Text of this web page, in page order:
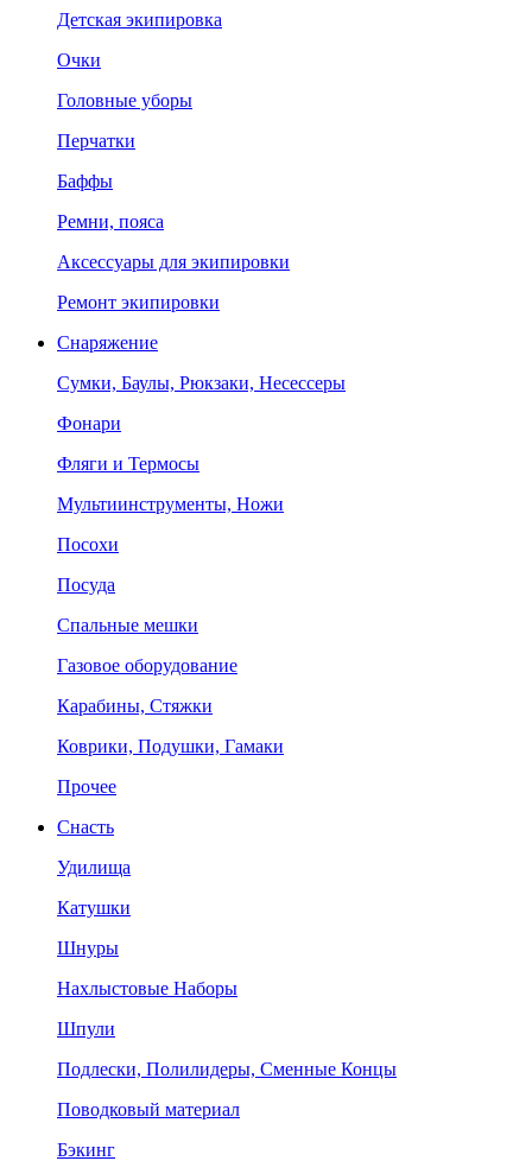
Детская экипировка
Очки
Головные уборы
Перчатки
Баффы
Ремни, пояса
Аксессуары для экипировки
Ремонт экипировки
Снаряжение
Сумки, Баулы, Рюкзаки, Несессеры
Фонари
Фляги и Термосы
Мультиинструменты, Ножи
Посохи
Посуда
Спальные мешки
Газовое оборудование
Карабины, Стяжки
Коврики, Подушки, Гамаки
Прочее
Снасть
Удилища
Катушки
Шнуры
Нахлыстовые Наборы
Шпули
Подлески, Полилидеры, Сменные Концы
Поводковый материал
Бэкинг